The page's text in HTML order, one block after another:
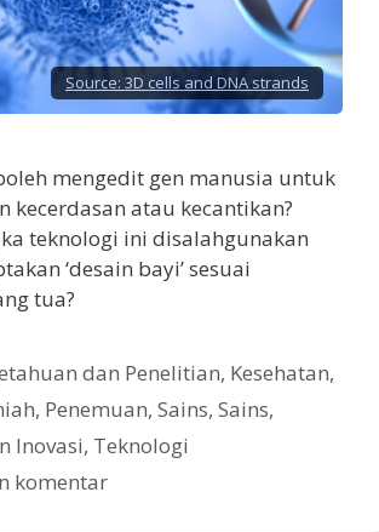
Source: 3D cells and DNA strands
mengedit gen manusia untuk
kecerdasan atau kecantikan?
teknologi ini disalahgunakan
‘desain bayi’ sesuai
tua?
dan Penelitian, Kesehatan,
, Penemuan, Sains, Sains,
Inovasi, Teknologi
komentar